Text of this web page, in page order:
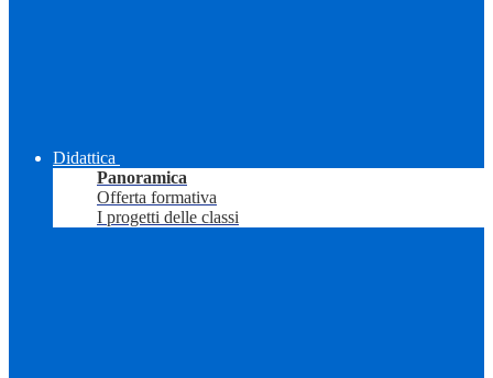
Didattica
Panoramica
Offerta formativa
I progetti delle classi